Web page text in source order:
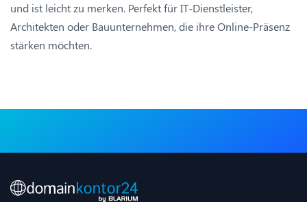
und ist leicht zu merken. Perfekt für IT-Dienstleister,
Architekten oder Bauunternehmen, die ihre Online-Präsenz
stärken möchten.